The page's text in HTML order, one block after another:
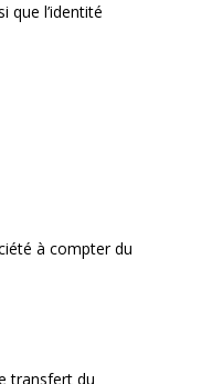
que l’identité
à compter du
transfert du